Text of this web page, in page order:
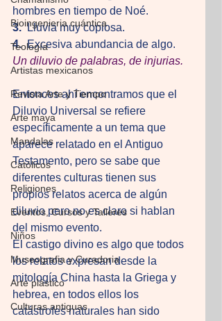
Bioingenieria cuántica
Teología
Artistas mexicanos
Revista Arte y Tiempo
Arte maya
Mandalas
Católicos
Religiones
Eventos, Cursos y Talleres
Niños
Museografia y Curadoria
Arte plástico
Culturas antiguas
hombres en tiempo de Noé.
3.
  Lluvia muy copiosa.
4.
  Excesiva abundancia de algo.
Un diluvio de palabras, de injurias.
Entonces ahí encontramos que el
Diluvio Universal se refiere
específicamente a un tema que
aparece relatado en el Antiguo
Testamento, pero se sabe que
diferentes culturas tienen sus
propios relatos acerca de algún
diluvio pero no es claro si hablan
del mismo evento.
El castigo divino es algo que todos
los relatos expresan desde la
mitología China hasta la Griega y
hebrea, en todos ellos los
catástrofes naturales han sido